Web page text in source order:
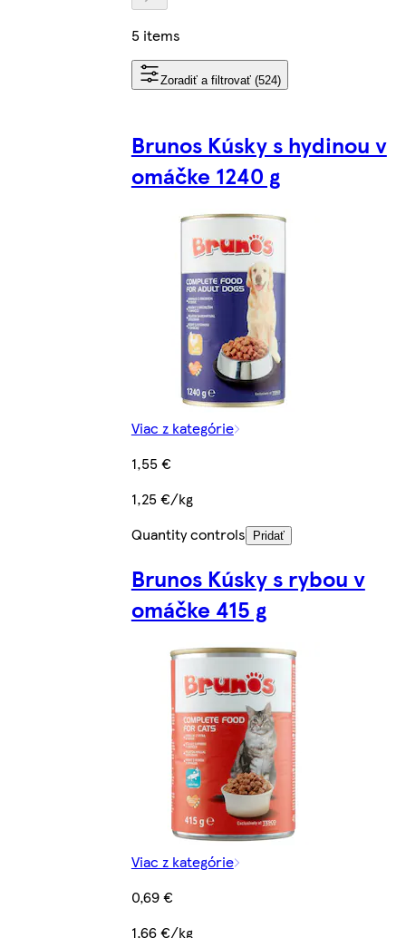
5 items
Zoradiť a filtrovať (524)
Brunos Kúsky s hydinou v
omáčke 1240 g
Viac z kategórie
1,55 €
1,25 €/kg
Quantity controls
Pridať
Brunos Kúsky s rybou v
omáčke 415 g
Viac z kategórie
0,69 €
1,66 €/kg